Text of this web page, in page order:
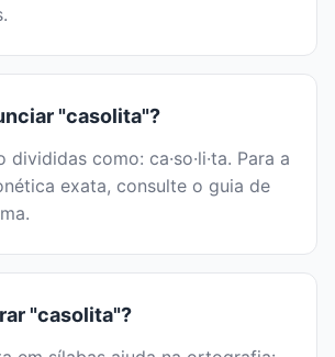
"casolita"?
divididas como: ca·so·li·ta. Para a
exata, consulte o guia de
"casolita"?